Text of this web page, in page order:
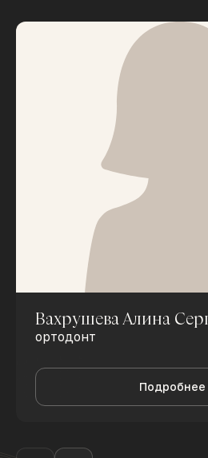
Вахрушева Алина
ортодонт
Подробнее